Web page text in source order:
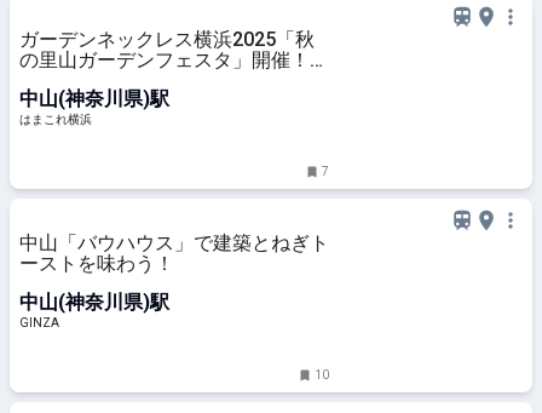
ガーデンネックレス横浜2025「秋
の里山ガーデンフェスタ」開催！約
まこれ横浜
中山(神奈川県)駅
はまこれ横浜
7
中山「バウハウス」で建築とねぎト
ーストを味わう！
中山(神奈川県)駅
GINZA
10